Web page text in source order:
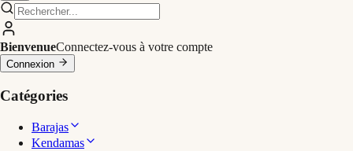
BienvenueConnectez-vous à votre compte
Connexion
Catégories
Barajas
Kendamas